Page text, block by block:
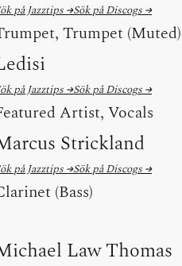
på Jazztips →Sök på Discogs →
Trumpet (Muted)
på Jazztips →Sök på Discogs →
Artist, Vocals
Strickland
på Jazztips →Sök på Discogs →
(Bass)
Law Thomas